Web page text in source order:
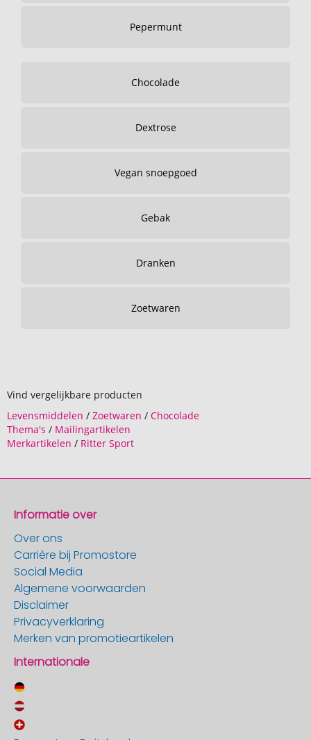
Pepermunt
Chocolade
Dextrose
Vegan snoepgoed
Gebak
Dranken
Zoetwaren
Vind vergelijkbare producten
Levensmiddelen / Zoetwaren / Chocolade
Thema's / Mailingartikelen
Merkartikelen / Ritter Sport
Informatie over
Over ons
Carrière bij Promostore
Social Media
Algemene voorwaarden
Disclaimer
Privacyverklaring
Merken van promotieartikelen
Internationale